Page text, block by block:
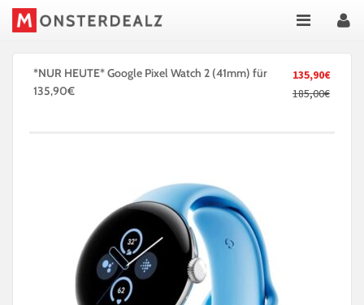
135,90€
185,00€
*NUR HEUTE* Google Pixel Watch 2 (41mm) für
135,90€